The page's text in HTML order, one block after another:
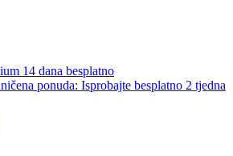
14 dana besplatno
ponuda: Isprobajte besplatno 2 tjedna